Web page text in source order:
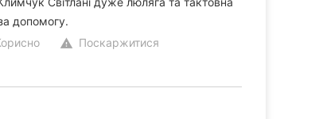
допомогу.
warning Поскаржитися